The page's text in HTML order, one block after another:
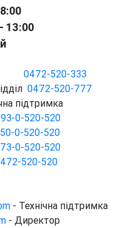
- 13:00
0472-520-333
0472-520-777
підтримка
0-520-520
0-520-520
0-520-520
520-520
- Технічна підтримка
- Директор